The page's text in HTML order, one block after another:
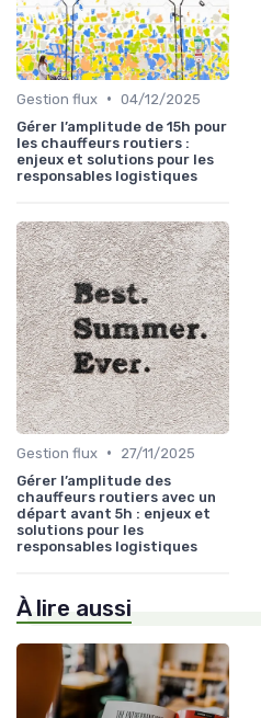
Gestion flux • 04/12/2025
Gérer l’amplitude de 15h pour
les chauffeurs routiers :
enjeux et solutions pour les
responsables logistiques
Gestion flux •
27/11/2025
Gérer l’amplitude des
chauffeurs routiers avec un
départ avant 5h : enjeux et
solutions pour les
responsables logistiques
À lire aussi